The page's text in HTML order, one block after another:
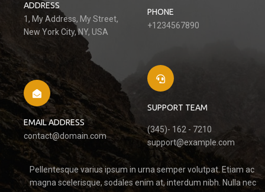
ADDRESS
1, My Address, My Street,
New York City, NY, USA
PHONE
+1234567890
EMAIL ADDRESS
contact@domain.com
SUPPORT TEAM
(345)- 162 - 7210
support@example.com
Pellentesque varius ipsum in urna semper volutpat. Etiam ac
magna scelerisque, sodales enim at, interdum nibh. Nulla nec